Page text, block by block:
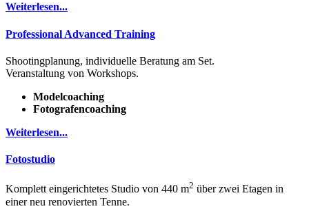
Weiterlesen...
Professional Advanced Training
Shootingplanung, individuelle Beratung am Set.
Veranstaltung von Workshops.
Modelcoaching
Fotografencoaching
Weiterlesen...
Fotostudio
Komplett eingerichtetes Studio von 440 m2 über zwei Etagen in
einer neu renovierten Tenne.